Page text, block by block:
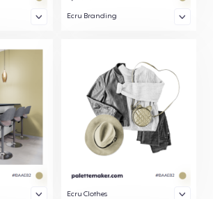
Ecru Branding
Ecru Clothes